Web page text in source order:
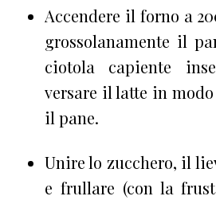
Accendere il forno a
grossolanamente il
ciotola capiente
versare il latte in
il pane.
Unire lo zucchero, il
e frullare (con la